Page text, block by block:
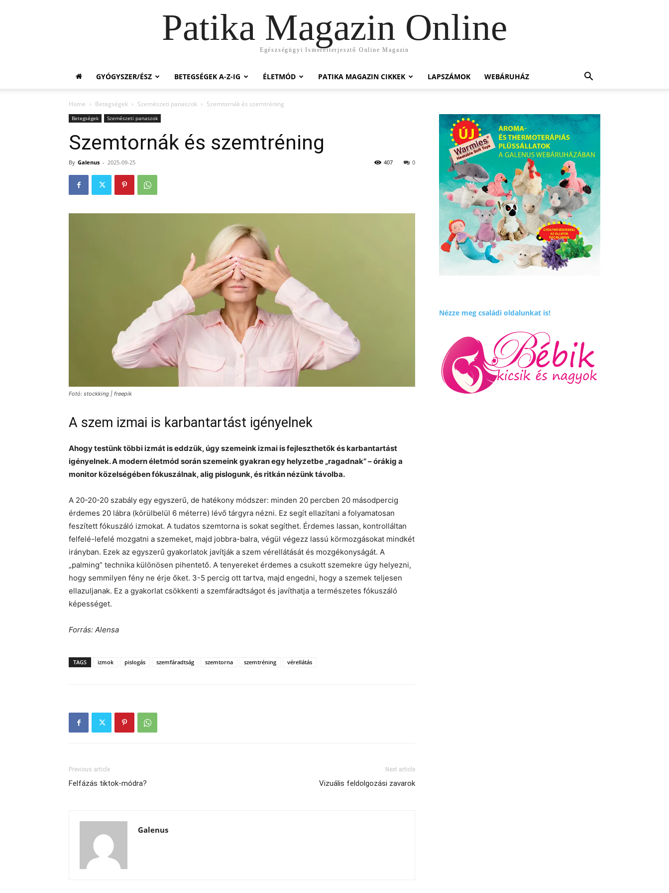
Patika Magazin Online
Egészségügyi Ismeretterjesztő Online Magazin
GYÓGYSZER/ÉSZ BETEGSÉGEK A-Z-IG ÉLETMÓD PATIKA MAGAZIN CIKKEK LAPSZÁMOK WEBÁRUHÁZ
Home Betegségek Szemészeti panaszok Szemtornák és szemtréning
Betegségek Szemészeti panaszok
Szemtornák és szemtréning
By Galenus - 2025-09-25 0
407
Fotó: stockking | freepik
A szem izmai is karbantartást igényelnek
Ahogy testünk többi izmát is eddzük, úgy szemeink izmai is fejleszthetők és karbantartást
igényelnek. A modern életmód során szemeink gyakran egy helyzetbe „ragadnak” – órákig a
monitor közelségében fókuszálnak, alig pislogunk, és ritkán nézünk távolba.
A 20-20-20 szabály egy egyszerű, de hatékony módszer: minden 20 percben 20 másodpercig
érdemes 20 lábra (körülbelül 6 méterre) lévő tárgyra nézni. Ez segít ellazítani a folyamatosan
feszített fókuszáló izmokat. A tudatos szemtorna is sokat segíthet. Érdemes lassan, kontrolláltan
felfelé-lefelé mozgatni a szemeket, majd jobbra-balra, végül végezz lassú körmozgásokat mindkét
irányban. Ezek az egyszerű gyakorlatok javítják a szem vérellátását és mozgékonyságát. A
„palming” technika különösen pihentető. A tenyereket érdemes a csukott szemekre úgy helyezni,
hogy semmilyen fény ne érje őket. 3-5 percig ott tartva, majd engedni, hogy a szemek teljesen
ellazuljanak. Ez a gyakorlat csökkenti a szemfáradtságot és javíthatja a természetes fókuszáló
képességet.
Forrás: Alensa
TAGS izmok pislogás szemfáradtság szemtorna szemtréning vérellátás
Previous article
Felfázás tiktok-módra?
Next article
Vizuális feldolgozási zavarok
Galenus
Nézze meg családi oldalunkat is!